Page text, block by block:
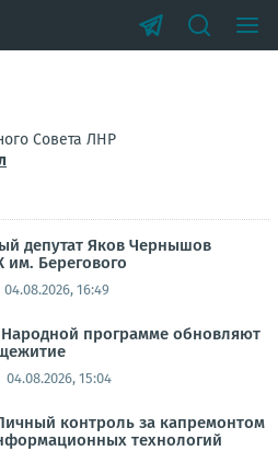
Совета ЛНР
депутат Яков Чернышов
им. Берегового
04.08.2026, 16:49
Народной программе обновляют
04.08.2026, 15:04
контроль за капремонтом
технологий